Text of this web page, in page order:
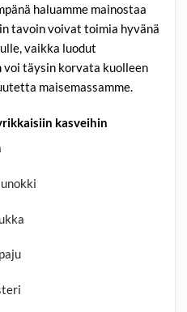
haluamme mainostaa
tavoin voivat toimia hyvänä
vaikka luodut
täysin korvata kuolleen
maisemassamme.
kasveihin